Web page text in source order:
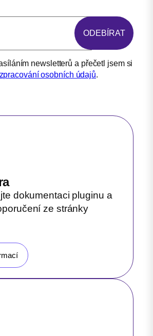
newsletterů a přečetl jsem si
zpracování osobních údajů.
dokumentaci pluginu a
ze stránky